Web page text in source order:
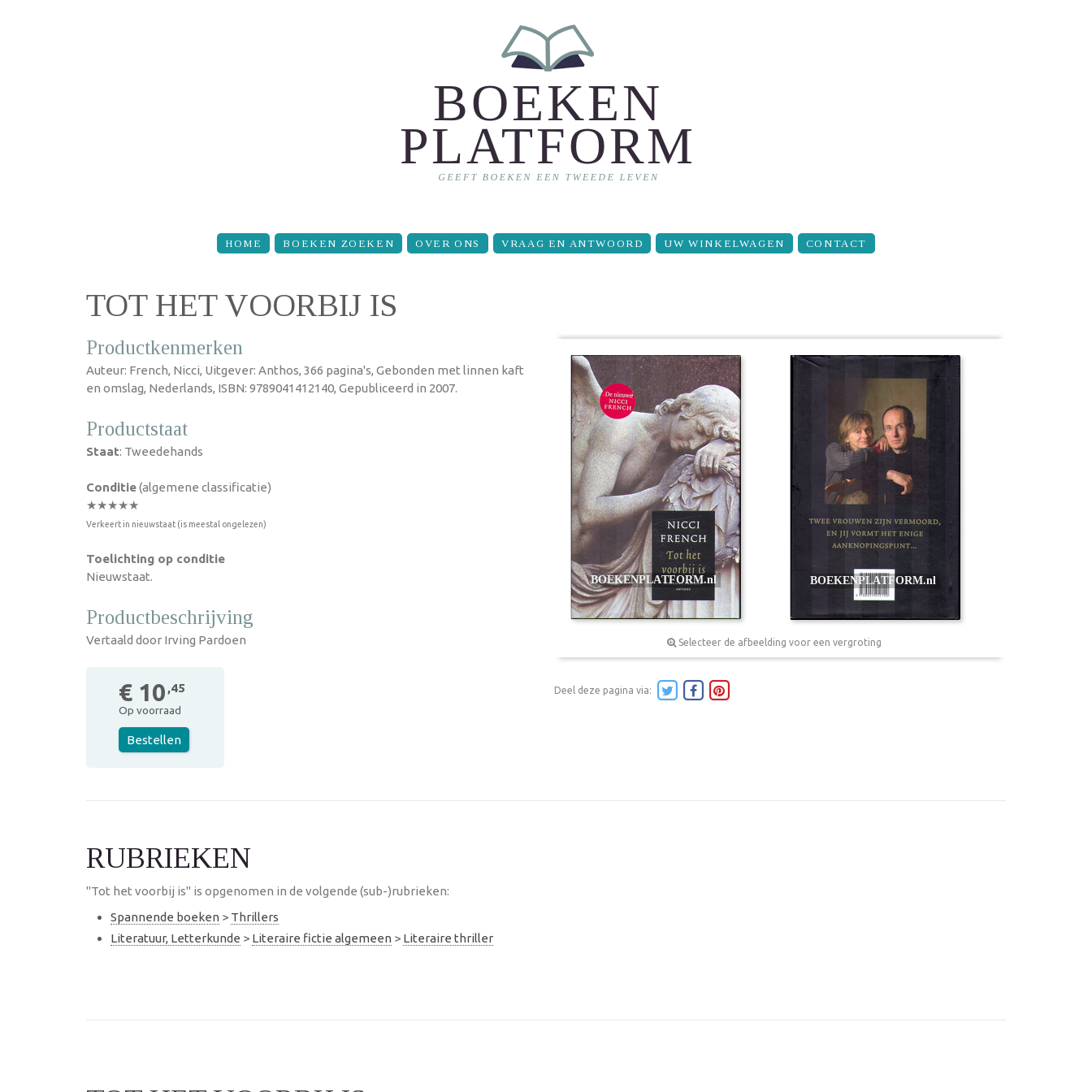
HOME BOEKEN ZOEKEN OVER ONS VRAAG EN ANTWOORD UW WINKELWAGEN CONTACT
TOT HET VOORBIJ IS
Productkenmerken
Auteur: French, Nicci, Uitgever: Anthos, 366 pagina's, Gebonden met linnen kaft
en omslag, Nederlands, ISBN: 9789041412140, Gepubliceerd in 2007.
Productstaat
Staat: Tweedehands
Conditie(algemene classificatie)
★★★★★
Verkeert in nieuwstaat (is meestal ongelezen)
Toelichting op conditie
Nieuwstaat.
Productbeschrijving
Vertaald door Irving Pardoen
€ 10 ,45
Op voorraad
Bestellen
Selecteer de afbeelding voor een vergroting
Deel deze pagina via:
RUBRIEKEN
"Tot het voorbij is" is opgenomen in de volgende (sub-)rubrieken:
Spannende boeken > Thrillers
Literatuur, Letterkunde > Literaire fictie algemeen > Literaire thriller